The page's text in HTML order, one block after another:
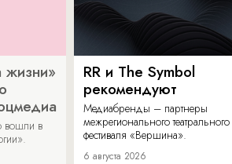
жизни»
вошли в
RR и The Symbol
рекомендуют
Медиабренды – партнеры
межрегионального театрального
фестиваля «Вершина».
6 августа 2026